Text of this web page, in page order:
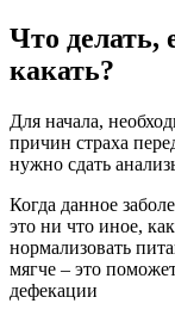
Что делать,
какать?
Для начала,
причин страха
нужно сдать
Когда данное
это ни что иное,
нормализовать
мягче – это
дефекации